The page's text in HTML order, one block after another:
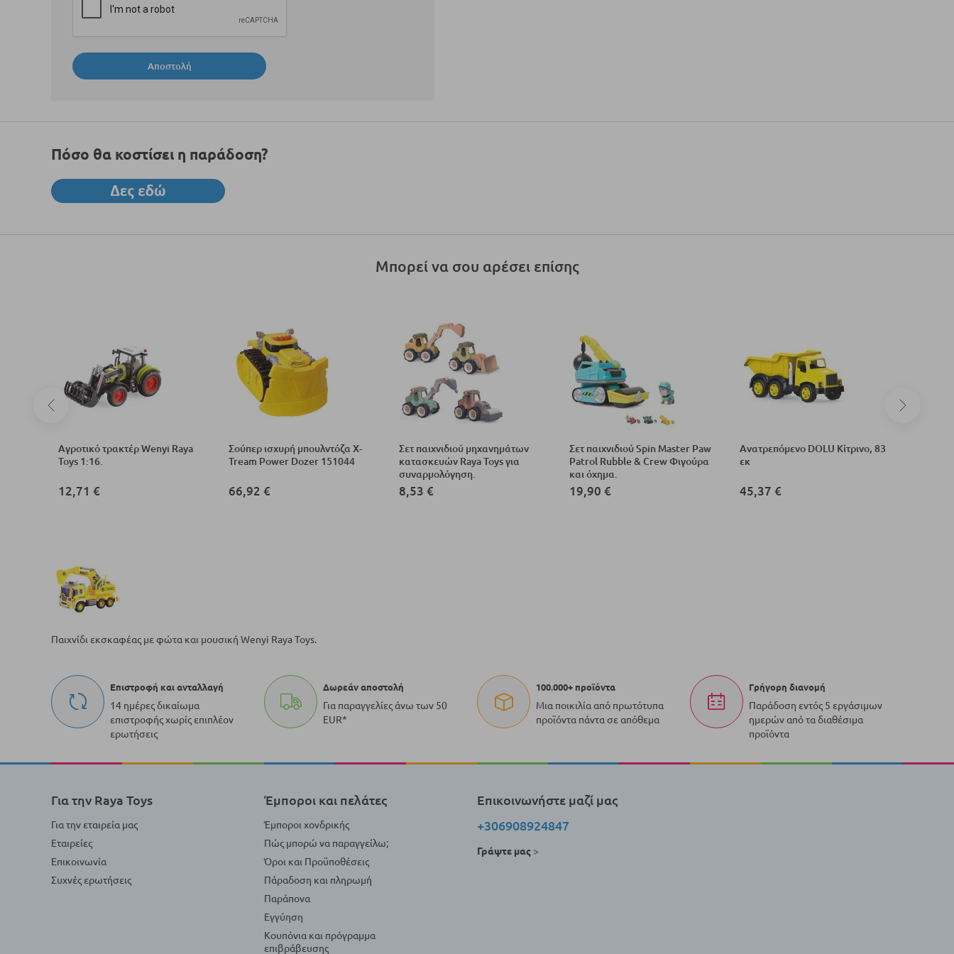
Αποστολή
Πόσο θα κοστίσει η παράδοση?
Μπορεί να σου αρέσει επίσης
Αγροτικό τρακτέρ Wenyi Raya
Toys 1:16.
12,71 €
Σούπερ ισχυρή μπουλντόζα X-
Tream Power Dozer 151044
66,92 €
Σετ παιχνιδιού μηχανημάτων
κατασκευών Raya Toys για
συναρμολόγηση.
8,53 €
Σετ παιχνιδιού Spin Master Paw
Patrol Rubble & Crew Φιγούρα
και όχημα.
19,90 €
Ανατρεπόμενο DOLU Κίτρινο, 83
εκ
45,37 €
Παιχνίδι εκσκαφέας με φώτα και μουσική Wenyi Raya Toys.
Επιστροφή και ανταλλαγή
14 ημέρες δικαίωμα
επιστροφής χωρίς επιπλέον
ερωτήσεις
Δωρεάν αποστολή
Για παραγγελίες άνω των 50
EUR*
100.000+ προϊόντα
Μια ποικιλία από πρωτότυπα
προϊόντα πάντα σε απόθεμα
Γρήγορη διανομή
Παράδοση εντός 5 εργάσιμων
ημερών από τα διαθέσιμα
προϊόντα
Για την Raya Toys
Για την εταιρεία μας
Εταιρείες
Επικοινωνία
Συχνές ερωτήσεις
Έμποροι και πελάτες
Έμποροι χονδρικής
Πώς μπορώ να παραγγείλω;
Όροι και Προϋποθέσεις
Πάραδοση και πληρωμή
Παράπονα
Εγγύηση
Κουπόνια και πρόγραμμα
επιβράβευσης
Επικοινωνήστε μαζί μας
+306908924847
Γράψτε μας >